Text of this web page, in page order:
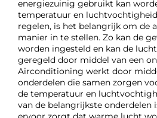
energiezuinig gebruikt kan
temperatuur en
regelen, is het belangrijk om de
manier in te stellen. Zo kan de
worden ingesteld en kan de
geregeld door middel van een
Airconditioning werkt door
onderdelen die samen zorgen
de temperatuur en
van de belangrijkste onderdelen